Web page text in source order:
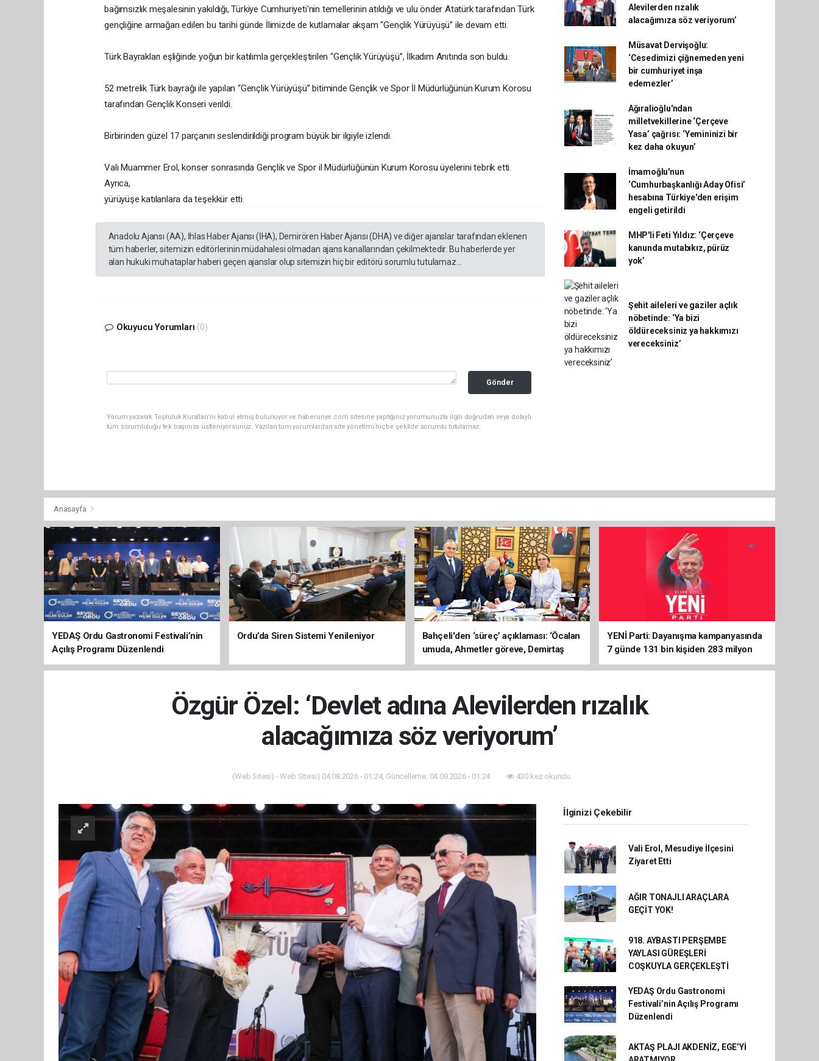
bağımsızlık meşalesinin yakıldığı, Türkiye Cumhuriyeti'nin temellerinin atıldığı ve ulu önder Atatürk tarafından Türk
gençliğine armağan edilen bu tarihi günde İlimizde de kutlamalar akşam “Gençlik Yürüyüşü” ile devam etti.
Türk Bayrakları eşliğinde yoğun bir katılımla gerçekleştirilen “Gençlik Yürüyüşü”, İlkadım Anıtında son buldu.
52 metrelik Türk bayrağı ile yapılan “Gençlik Yürüyüşü” bitiminde Gençlik ve Spor İl Müdürlüğünün Kurum Korosu
tarafından Gençlik Konseri verildi.
Birbirinden güzel 17 parçanın seslendirildiği program büyük bir ilgiyle izlendi.
Vali Muammer Erol, konser sonrasında Gençlik ve Spor il Müdürlüğünün Kurum Korosu üyelerini tebrik etti.
Ayrıca,
yürüyüşe katılanlara da teşekkür etti.
Anadolu Ajansı (AA), İhlas Haber Ajansı (İHA), Demirören Haber Ajansı (DHA) ve diğer ajanslar tarafından eklenen
tüm haberler, sitemizin editörlerinin müdahalesi olmadan ajans kanallarından çekilmektedir. Bu haberlerde yer
alan hukuki muhataplar haberi geçen ajanslar olup sitemizin hiç bir editörü sorumlu tutulamaz...
Okuyucu Yorumları (0)
Gönder
Yorum yazarak Topluluk Kuralları’nı kabul etmiş bulunuyor ve haberunye.com sitesine yaptığınız yorumunuzla ilgili doğrudan veya dolaylı
tüm sorumluluğu tek başınıza üstleniyorsunuz. Yazılan tüm yorumlardan site yönetimi hiçbir şekilde sorumlu tutulamaz.
Alevilerden rızalık
alacağımıza söz veriyorum’
Müsavat Dervişoğlu:
‘Cesedimizi çiğnemeden yeni
bir cumhuriyet inşa
edemezler’
Ağıralioğlu'ndan
milletvekillerine ‘Çerçeve
Yasa’ çağrısı: ‘Yemininizi bir
kez daha okuyun’
İmamoğlu'nun
‘Cumhurbaşkanlığı Aday Ofisi’
hesabına Türkiye'den erişim
engeli getirildi
MHP'li Feti Yıldız: ‘Çerçeve
kanunda mutabıkız, pürüz
yok’
Şehit aileleri ve gaziler açlık
nöbetinde: ‘Ya bizi
öldüreceksiniz ya hakkımızı
vereceksiniz’
Anasayfa
YEDAŞ Ordu Gastronomi Festivali’nin
Açılış Programı Düzenlendi
Ordu’da Siren Sistemi Yenileniyor
Bahçeli'den ‘süreç’ açıklaması: ‘Öcalan
umuda, Ahmetler göreve, Demirtaş
evine dönmeli’
YENİ Parti: Dayanışma kampanyasında
7 günde 131 bin kişiden 283 milyon
liralık destek
Özgür Özel: ‘Devlet adına Alevilerden rızalık
alacağımıza söz veriyorum’
(Web Sitesi) - Web Sitesi | 04.08.2026 - 01:24, Güncelleme: 04.08.2026 - 01:24 430 kez okundu.
İlginizi Çekebilir
Vali Erol, Mesudiye İlçesini
Ziyaret Etti
AĞIR TONAJLI ARAÇLARA
GEÇİT YOK!
918. AYBASTI PERŞEMBE
YAYLASI GÜREŞLERİ
COŞKUYLA GERÇEKLEŞTİ
YEDAŞ Ordu Gastronomi
Festivali’nin Açılış Programı
Düzenlendi
AKTAŞ PLAJI AKDENİZ, EGE’Yİ